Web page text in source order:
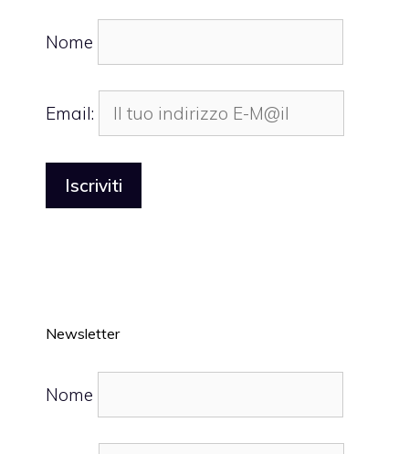
Nome
Email:
Newsletter
Nome